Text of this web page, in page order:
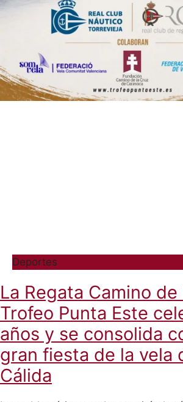
Deportes
La Regata Camino
Trofeo Punta Este
años y se consolida
gran fiesta de la vela
Cálida